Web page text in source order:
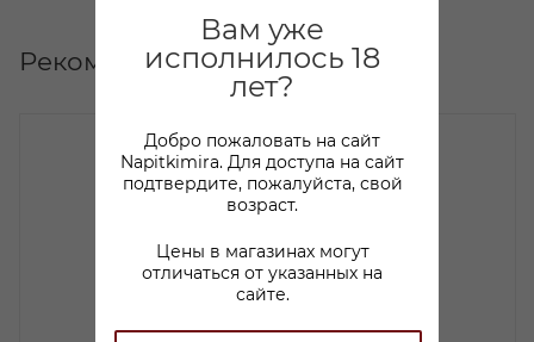
Вам уже
исполнилось 18
лет?
Добро пожаловать на сайт
Napitkimira. Для доступа на сайт
подтвердите, пожалуйста, свой
возраст.
Цены в магазинах могут
отличаться от указанных на
сайте.
Рекомендуем